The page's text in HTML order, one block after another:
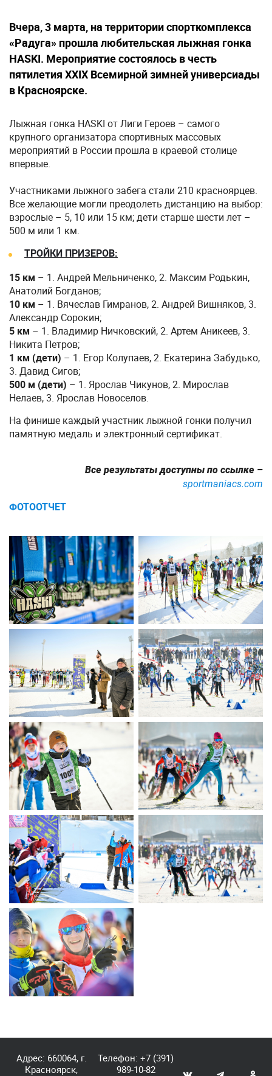
Вчера, 3 марта, на территории спорткомплекса
«Радуга» прошла любительская лыжная гонка
HASKI. Мероприятие состоялось в честь
пятилетия XXIX Всемирной зимней универсиады
в Красноярске.
Лыжная гонка HASKI от Лиги Героев – самого
крупного организатора спортивных массовых
мероприятий в России прошла в краевой столице
впервые.
Участниками лыжного забега стали 210 красноярцев.
Все желающие могли преодолеть дистанцию на выбор:
взрослые – 5, 10 или 15 км; дети старше шести лет –
500 м или 1 км.
ТРОЙКИ ПРИЗЕРОВ:
15 км – 1. Андрей Мельниченко, 2. Максим Родькин,
Анатолий Богданов;
10 км – 1. Вячеслав Гимранов, 2. Андрей Вишняков, 3.
Александр Сорокин;
5 км – 1. Владимир Ничковский, 2. Артем Аникеев, 3.
Никита Петров;
1 км (дети) – 1. Егор Колупаев, 2. Екатерина Забудько,
3. Давид Сигов;
500 м (дети) – 1. Ярослав Чикунов, 2. Мирослав
Нелаев, 3. Ярослав Новоселов.
На финише каждый участник лыжной гонки получил
памятную медаль и электронный сертификат.
Все результаты доступны по ссылке –
sportmaniacs.com
ФОТООТЧЕТ
Адрес: 660064, г.
Красноярск,
Телефон:+7 (391)
989-10-82